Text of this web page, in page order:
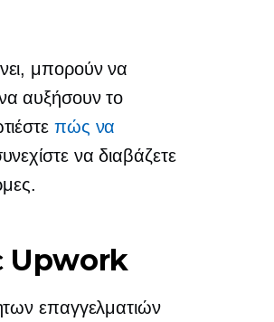
μπορούν να
αυξήσουν το
πώς να
να διαβάζετε
Upwork
επαγγελματιών